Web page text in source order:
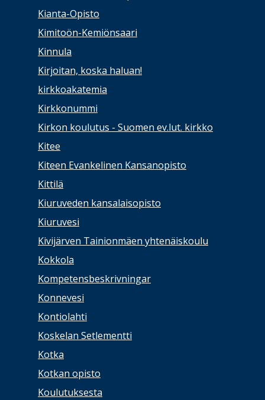
Kianta-Opisto
Kimitoön-Kemiönsaari
Kinnula
Kirjoitan, koska haluan!
kirkkoakatemia
Kirkkonummi
Kirkon koulutus - Suomen ev.lut. kirkko
Kitee
Kiteen Evankelinen Kansanopisto
Kittilä
Kiuruveden kansalaisopisto
Kiuruvesi
Kivijärven Tainionmäen yhtenäiskoulu
Kokkola
Kompetensbeskrivningar
Konnevesi
Kontiolahti
Koskelan Setlementti
Kotka
Kotkan opisto
Koulutuksesta